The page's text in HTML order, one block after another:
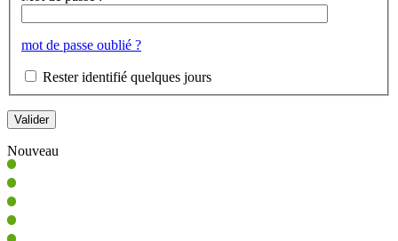
mot de passe oublié ?
Rester identifié quelques jours
Nouveau